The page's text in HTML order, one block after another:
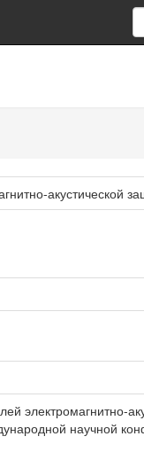
акустической
научной